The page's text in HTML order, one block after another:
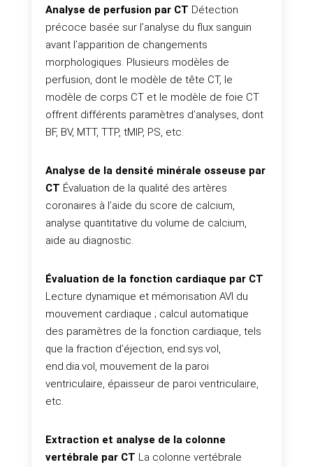
Analyse de perfusion par CT Détection
précoce basée sur l’analyse du flux sanguin
avant l’apparition de changements
morphologiques. Plusieurs modèles de
perfusion, dont le modèle de tête CT, le
modèle de corps CT et le modèle de foie CT
offrent différents paramètres d’analyses, dont
BF, BV, MTT, TTP, tMIP, PS, etc.
Analyse de la densité minérale osseuse par
CT Évaluation de la qualité des artères
coronaires à l’aide du score de calcium,
analyse quantitative du volume de calcium,
aide au diagnostic.
Évaluation de la fonction cardiaque par CT
Lecture dynamique et mémorisation AVI du
mouvement cardiaque ; calcul automatique
des paramètres de la fonction cardiaque, tels
que la fraction d’éjection, end.sys.vol,
end.dia.vol, mouvement de la paroi
ventriculaire, épaisseur de paroi ventriculaire,
etc.
Extraction et analyse de la colonne
vertébrale par CT La colonne vertébrale